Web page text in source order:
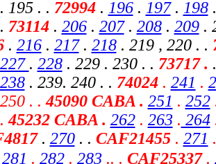
195 . . 72994 . 196. 197. 198.
73114. 206. 207. 208. 209.
. 216. 217. 218. 219 , 220 . .
227 . 228. 229 . 230 . . 73717 .
238. 239. 240 . . 74024. 241 .
. .45090 CABA . 251 . 252
45232 CABA . 262. 263. 264
. 270 . . CAF21455. 271
281 . 282. 283.. . CAF25337.